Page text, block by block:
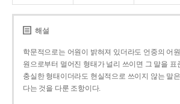
해설
학문적으로는 어원이 밝혀져 있더라도 언중의 어
원으로부터 멀어진 형태가 널리 쓰이면 그 말을 표
충실한 형태이더라도 현실적으로 쓰이지 않는 말
다는 것을 다룬 조항이다.